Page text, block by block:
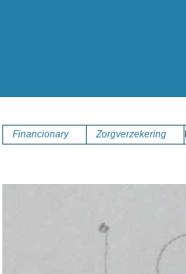
Financionary Zorgverzekering